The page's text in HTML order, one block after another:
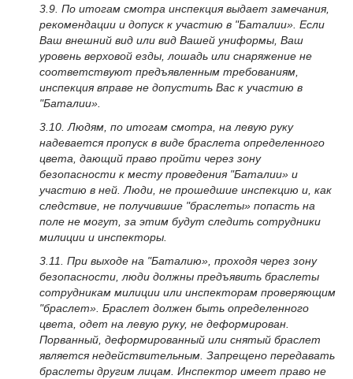
3.9. По итогам смотра инспекция выдает замечания,
рекомендации и допуск к участию в "Баталии». Если
Ваш внешний вид или вид Вашей униформы, Ваш
уровень верховой езды, лошадь или снаряжение не
соответствуют предъявленным требованиям,
инспекция вправе не допустить Вас к участию в
"Баталии».
3.10. Людям, по итогам смотра, на левую руку
надевается пропуск в виде браслета определенного
цвета, дающий право пройти через зону
безопасности к месту проведения "Баталии» и
участию в ней. Люди, не прошедшие инспекцию и, как
следствие, не получившие "браслеты» попасть на
поле не могут, за этим будут следить сотрудники
милиции и инспекторы.
3.11. При выходе на "Баталию», проходя через зону
безопасности, люди должны предъявить браслеты
сотрудникам милиции или инспекторам проверяющим
"браслет». Браслет должен быть определенного
цвета, одет на левую руку, не деформирован.
Порванный, деформированный или снятый браслет
является недействительным. Запрещено передавать
браслеты другим лицам. Инспектор имеет право не